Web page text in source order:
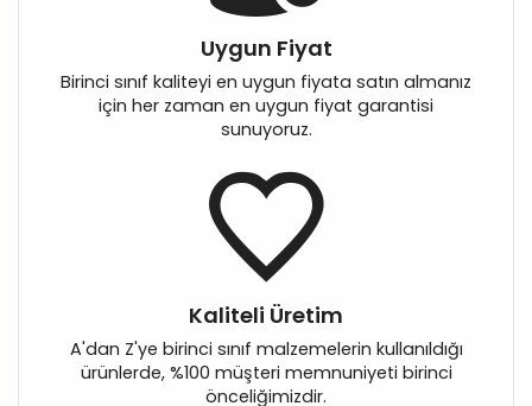
Uygun Fiyat
Birinci sınıf kaliteyi en uygun fiyata satın almanız
için her zaman en uygun fiyat garantisi
sunuyoruz.
Kaliteli Üretim
A'dan Z'ye birinci sınıf malzemelerin kullanıldığı
ürünlerde, %100 müşteri memnuniyeti birinci
önceliğimizdir.